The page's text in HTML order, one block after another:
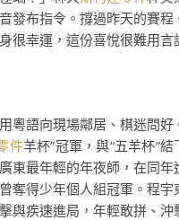
發布指令。撐過昨天的賽程
很幸運，這份喜悅很難用言
粵語向現場鄰居、棋迷問好
件羊杯”冠軍，與“五羊杯”結
東最年輕的年夜師，在同年
奪得少年個人組冠軍。程宇
與疾速進局，年輕敢拼、沖